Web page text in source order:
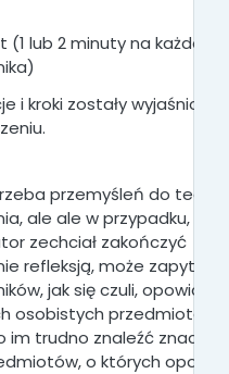
(1 lub 2 minuty na każdego
i kroki zostały wyjaśnione
przemyśleń do tego
ale ale w przypadku,
zechciał zakończyć
refleksją, może zapytać
jak się czuli,
osobistych przedmiotach
im trudno znaleźć
o których